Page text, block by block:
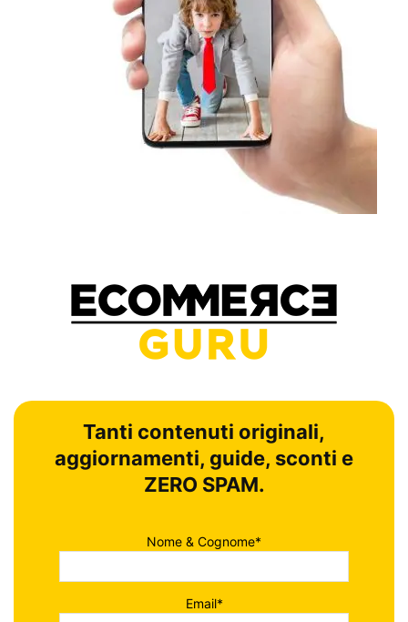
Tanti contenuti originali,
aggiornamenti, guide, sconti e
ZERO SPAM.
Nome & Cognome*
Email*